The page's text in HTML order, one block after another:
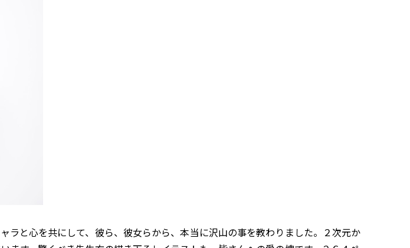
と心を共にして、彼ら、彼女らから、本当に沢山の事を教わりました。２次元か